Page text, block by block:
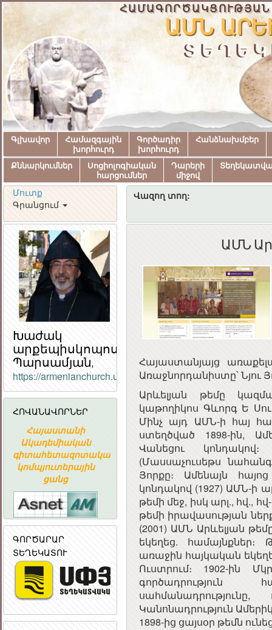
ԱՄՆ
Գլխավոր
Համազգային
խորհուրդ
Գործադիր
խորհուրդ
Հանձնախմբեր
Քննարկումներ
Սոցիոլոգիական
հարցումներ
Դարերի
միջով
Մուտք
Գրանցում
Վազող տող:
Խաժակ
արքեպիսկոպոս
Պարսամյան,
https://armenianchurch.us/
ՀՈՎԱՆԱՎՈՐՆԵՐ
Հայաստանի
Ակադեմիական
գիտահետազոտական
կոմպյուտերային
ցանց
«ԱՐՄԻՆԿՈ»
ՀԱՅԿԱԿԱՆ
ՏԵՂԵԿԱՏՎԱԿԱՆ
ԸՆԿԵՐՈՒԹՅՈՒՆ
ԳՈՐԾԱՐԱՐ
ՏԵՂԵԿԱՏՈՒ
ԱՄՆ
Հայաստանյայց
Առաջնորդանիստը՝ Նյու
Արևելյան թեմը
կաթողիկոս Գևորգ Ե
Մինչ այդ ԱՄՆ-ի հայ
ստեղծված 1898-ին,
Վանեցու
(Մասսաչուսեթս
Յորքը։ Ամենայն
կոնդակով (1927) ԱՄՆ-ի
թեմի մեջ, իսկ արլ., հվ.,
թեմի իրավասության
(2001) ԱՄՆ Արևելյան
եկեղեց.
առաջին հայկական
Ուստրում։ 1902-ին
գործադրություն
Կանոնադրություն
1898-ից ցայսօր թեմն
ՀԱՅԱՍՏԱՆԻ
ՀԱՆՐԱՅԻՆ
ԽՈՐՀՈՒՐԴ